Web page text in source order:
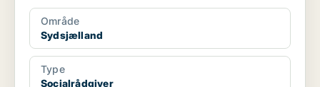
Område
Sydsjælland
Type
Socialrådgiver